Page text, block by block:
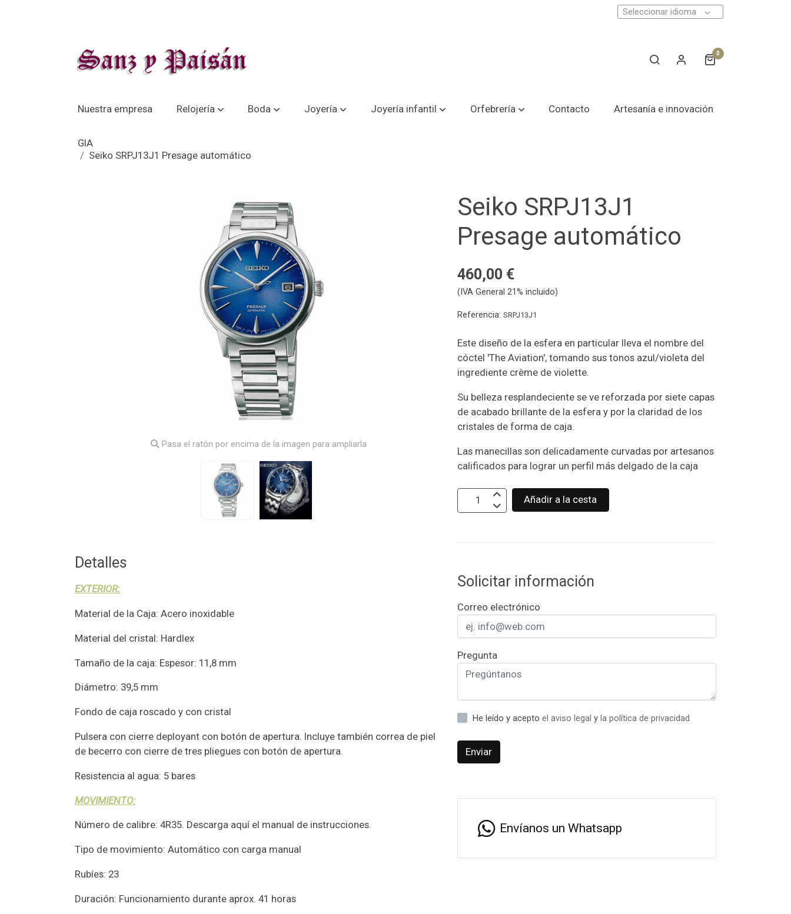
Seleccionar idioma
0
Nuestra empresa Relojería Boda Joyería Joyería infantil Orfebrería Contacto Artesanía e innovación
GIA
Seiko SRPJ13J1 Presage automático
Pasa el ratón por encima de la imagen para ampliarla
Detalles
EXTERIOR:
Material de la Caja: Acero inoxidable
Material del cristal: Hardlex
Tamaño de la caja: Espesor: 11,8 mm
Diámetro: 39,5 mm
Fondo de caja roscado y con cristal
Pulsera con cierre deployant con botón de apertura. Incluye también correa de piel
de becerro con cierre de tres pliegues con botón de apertura.
Resistencia al agua: 5 bares
MOVIMIENTO:
Número de calibre: 4R35. Descarga aquí el manual de instrucciones.
Tipo de movimiento: Automático con carga manual
Rubíes: 23
Duración: Funcionamiento durante aprox. 41 horas
Seiko SRPJ13J1
Presage automático
460,00 €
(IVA General 21% incluido)
Referencia:SRPJ13J1
Este diseño de la esfera en particular lleva el nombre del
cóctel 'The Aviation', tomando sus tonos azul/violeta del
ingrediente crème de violette.
Su belleza resplandeciente se ve reforzada por siete capas
de acabado brillante de la esfera y por la claridad de los
cristales de forma de caja.
Las manecillas son delicadamente curvadas por artesanos
calificados para lograr un perfil más delgado de la caja
Añadir a la cesta
Solicitar información
Correo electrónico
Pregunta
He leído y acepto el aviso legal y la política de privacidad
Enviar
Envíanos un Whatsapp